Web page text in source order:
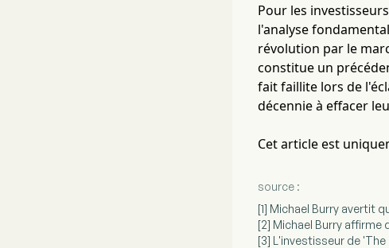
Pour les
l'analyse
révolution par le
constitue un
fait faillite lors de
décennie à effacer
Cet article est
source :
[1] Michael Burry avertit
[2] Michael Burry affirme
[3] L'investisseur de